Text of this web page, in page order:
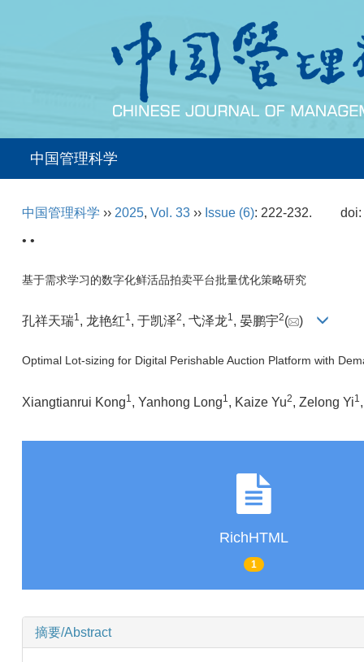
中国管理科学
中国管理科学 ›› 2025, Vol. 33 ›› Issue (6): 222-232.
• •
基于需求学习的数字化鲜活品拍卖平台批量优化策略研究
孔祥天瑞1, 龙艳红1, 于凯泽2, 弋泽龙1, 晏鹏宇2( )
Optimal Lot-sizing for Digital Perishable Auction Platform with
Xiangtianrui Kong1 , Yanhong Long1 , Kaize Yu2, Zelong Yi1
RichHTML
1
摘要/Abstract